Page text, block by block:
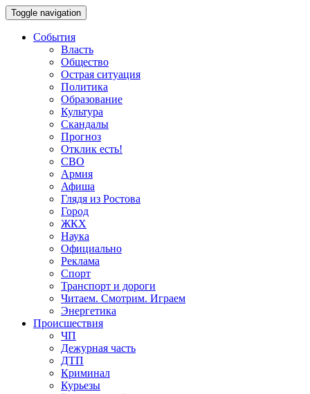
Toggle navigation
События
Власть
Общество
Острая ситуация
Политика
Образование
Культура
Скандалы
Прогноз
Отклик есть!
СВО
Армия
Афиша
Глядя из Ростова
Город
ЖКХ
Наука
Официально
Реклама
Спорт
Транспорт и дороги
Читаем. Смотрим. Играем
Энергетика
Происшествия
ЧП
Дежурная часть
ДТП
Криминал
Курьезы